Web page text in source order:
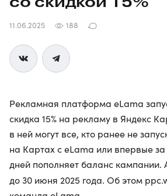
11.06.2025 188
Рекламная платформа eLama
скидка 15% на рекламу в Яндекс
в ней могут все, кто ранее не
на Картах с eLama или впервые
дней пополняет баланс кампании.
до 30 июня 2025 года. Об этом